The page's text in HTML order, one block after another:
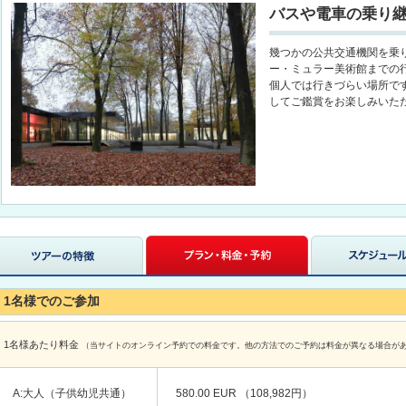
バスや電車の乗り
幾つかの公共交通機関を乗
ー・ミュラー美術館までの
個人では行きづらい場所で
してご鑑賞をお楽しみいた
1名様でのご参加
1名様あたり料金 （当サイトのオンライン予約での料金です。他の方法でのご予約は料金が異なる場合が
A:大人（子供幼児共通） 580.00 EUR （108,982円）